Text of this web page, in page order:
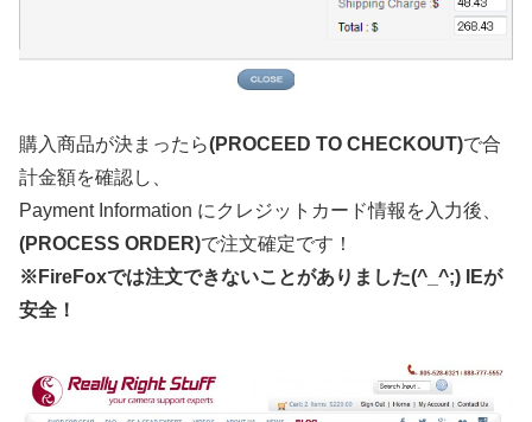
購入商品が決まったら(PROCEED TO CHECKOUT)で合
計金額を確認し、
Payment Information にクレジットカード情報を入力後、
(PROCESS ORDER)で注文確定です！
※FireFoxでは注文できないことがありました(^_^;) IEが
安全！